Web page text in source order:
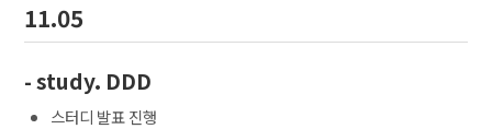
11.05
- study. DDD
스터디 발표 진행